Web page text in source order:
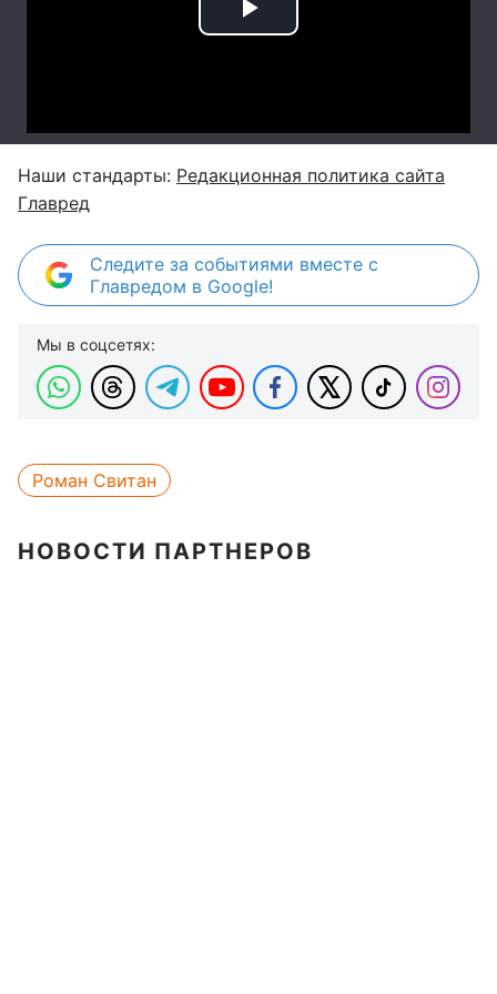
Наши стандарты: Редакционная политика сайта
Главред
Следите за событиями вместе с
Главредом в Google!
Мы в соцсетях:
Роман Свитан
НОВОСТИ ПАРТНЕРОВ